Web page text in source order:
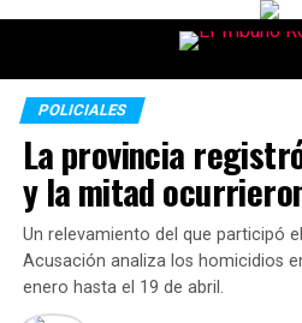
POLICIALES
La provincia
y la mitad
Un relevamiento del que participó
Acusación analiza los homicidios
enero hasta el 19 de abril.